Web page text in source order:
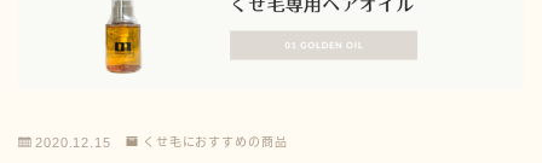
口コミ一覧
オンラインショップ
サイトマップ
2020.12.15 くせ毛におすすめの商品